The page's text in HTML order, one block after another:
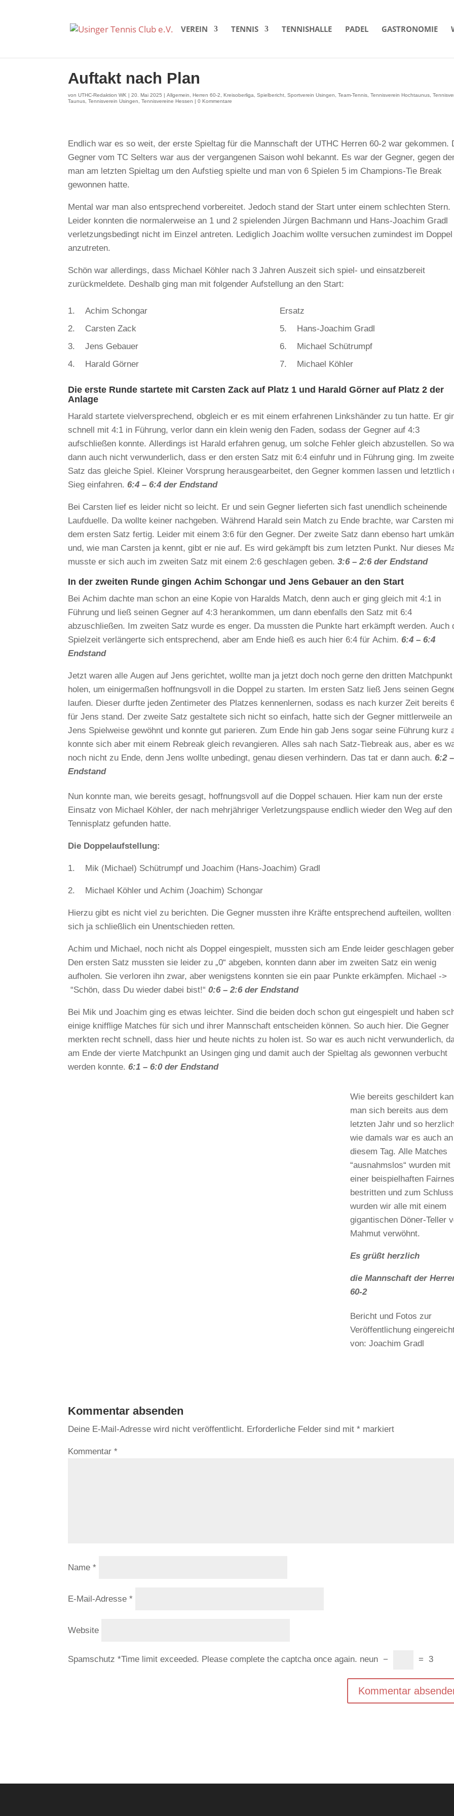
VEREIN TENNIS TENNISHALLE PADEL GASTRONOMIE
Auftakt nach Plan
vonUTHC-Redaktion WK |20. Mai 2025 |Allgemein ,Herren 60-2 ,Kreisoberliga ,Spielbericht ,Sportverein Usingen ,Team-Tennis ,Tennisverein Hochtaunus ,
Taunus ,Tennisverein Usingen ,Tennisvereine Hessen |0 Kommentare
Endlich war es so weit, der erste Spieltag für die Mannschaft der UTHC Herren 60-2 war gekommen.
Gegner vom TC Selters war aus der vergangenen Saison wohl bekannt. Es war der Gegner, gegen
man am letzten Spieltag um den Aufstieg spielte und man von 6 Spielen 5 im Champions-Tie Break
gewonnen hatte.
Mental war man also entsprechend vorbereitet. Jedoch stand der Start unter einem schlechten Stern.
Leider konnten die normalerweise an 1 und 2 spielenden Jürgen Bachmann und Hans-Joachim Gradl
verletzungsbedingt nicht im Einzel antreten. Lediglich Joachim wollte versuchen zumindest im Doppel
anzutreten.
Schön war allerdings, dass Michael Köhler nach 3 Jahren Auszeit sich spiel- und einsatzbereit
zurückmeldete. Deshalb ging man mit folgender Aufstellung an den Start:
1. Achim Schongar
2. Carsten Zack
3. Jens Gebauer
4. Harald Görner
Ersatz
5. Hans-Joachim Gradl
6. Michael Schütrumpf
7. Michael Köhler
Die erste Runde startete mit Carsten Zack auf Platz 1 und Harald Görner auf Platz 2 der
Anlage
Harald startete vielversprechend, obgleich er es mit einem erfahrenen Linkshänder zu tun hatte. Er
schnell mit 4:1 in Führung, verlor dann ein klein wenig den Faden, sodass der Gegner auf 4:3
aufschließen konnte. Allerdings ist Harald erfahren genug, um solche Fehler gleich abzustellen. So
dann auch nicht verwunderlich, dass er den ersten Satz mit 6:4 einfuhr und in Führung ging. Im
Satz das gleiche Spiel. Kleiner Vorsprung herausgearbeitet, den Gegner kommen lassen und letztlich
Sieg einfahren.6:4 – 6:4 der Endstand
Bei Carsten lief es leider nicht so leicht. Er und sein Gegner lieferten sich fast unendlich scheinende
Laufduelle. Da wollte keiner nachgeben. Während Harald sein Match zu Ende brachte, war Carsten
dem ersten Satz fertig. Leider mit einem 3:6 für den Gegner. Der zweite Satz dann ebenso hart
und, wie man Carsten ja kennt, gibt er nie auf. Es wird gekämpft bis zum letzten Punkt. Nur dieses
musste er sich auch im zweiten Satz mit einem 2:6 geschlagen geben.3:6 – 2:6 der Endstand
In der zweiten Runde gingen Achim Schongar und Jens Gebauer an den Start
Bei Achim dachte man schon an eine Kopie von Haralds Match, denn auch er ging gleich mit 4:1 in
Führung und ließ seinen Gegner auf 4:3 herankommen, um dann ebenfalls den Satz mit 6:4
abzuschließen. Im zweiten Satz wurde es enger. Da mussten die Punkte hart erkämpft werden. Auch
Spielzeit verlängerte sich entsprechend, aber am Ende hieß es auch hier 6:4 für Achim.6:4 – 6:4
Endstand
Jetzt waren alle Augen auf Jens gerichtet, wollte man ja jetzt doch noch gerne den dritten Matchpunkt
holen, um einigermaßen hoffnungsvoll in die Doppel zu starten. Im ersten Satz ließ Jens seinen
laufen. Dieser durfte jeden Zentimeter des Platzes kennenlernen, sodass es nach kurzer Zeit bereits
für Jens stand. Der zweite Satz gestaltete sich nicht so einfach, hatte sich der Gegner mittlerweile an
Jens Spielweise gewöhnt und konnte gut parieren. Zum Ende hin gab Jens sogar seine Führung kurz
konnte sich aber mit einem Rebreak gleich revangieren. Alles sah nach Satz-Tiebreak aus, aber es
noch nicht zu Ende, denn Jens wollte unbedingt, genau diesen verhindern. Das tat er dann auch.6:2
Endstand
Nun konnte man, wie bereits gesagt, hoffnungsvoll auf die Doppel schauen. Hier kam nun der erste
Einsatz von Michael Köhler, der nach mehrjähriger Verletzungspause endlich wieder den Weg auf den
Tennisplatz gefunden hatte.
Die Doppelaufstellung:
1. Mik (Michael) Schütrumpf und Joachim (Hans-Joachim) Gradl
2. Michael Köhler und Achim (Joachim) Schongar
Hierzu gibt es nicht viel zu berichten. Die Gegner mussten ihre Kräfte entsprechend aufteilen, wollten
sich ja schließlich ein Unentschieden retten.
Achim und Michael, noch nicht als Doppel eingespielt, mussten sich am Ende leider geschlagen
Den ersten Satz mussten sie leider zu „0“ abgeben, konnten dann aber im zweiten Satz ein wenig
aufholen. Sie verloren ihn zwar, aber wenigstens konnten sie ein paar Punkte erkämpfen. Michael ->
“Schön, dass Du wieder dabei bist!“0:6 – 2:6 der Endstand
Bei Mik und Joachim ging es etwas leichter. Sind die beiden doch schon gut eingespielt und haben
einige knifflige Matches für sich und ihrer Mannschaft entscheiden können. So auch hier. Die Gegner
merkten recht schnell, dass hier und heute nichts zu holen ist. So war es auch nicht verwunderlich,
am Ende der vierte Matchpunkt an Usingen ging und damit auch der Spieltag als gewonnen verbucht
werden konnte.6:1 – 6:0 der Endstand
Wie bereits geschildert
man sich bereits aus dem
letzten Jahr und so
wie damals war es auch an
diesem Tag. Alle Matches
“ausnahmslos“ wurden mit
einer beispielhaften
bestritten und zum Schluss
wurden wir alle mit einem
gigantischen Döner-Teller
Mahmut verwöhnt.
Es grüßt herzlich
die Mannschaft der
60-2
Bericht und Fotos zur
Veröffentlichung
von: Joachim Gradl
Kommentar absenden
Deine E-Mail-Adresse wird nicht veröffentlicht. Erforderliche Felder sind mit* markiert
Kommentar*
Name*
E-Mail-Adresse*
Website
Spamschutz *Time limit exceeded. Please complete the captcha once again. neun − = 3